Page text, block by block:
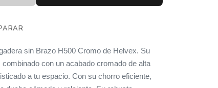
sin Brazo H500 Cromo de Helvex. Su
con un acabado cromado de alta
a tu espacio. Con su chorro eficiente,